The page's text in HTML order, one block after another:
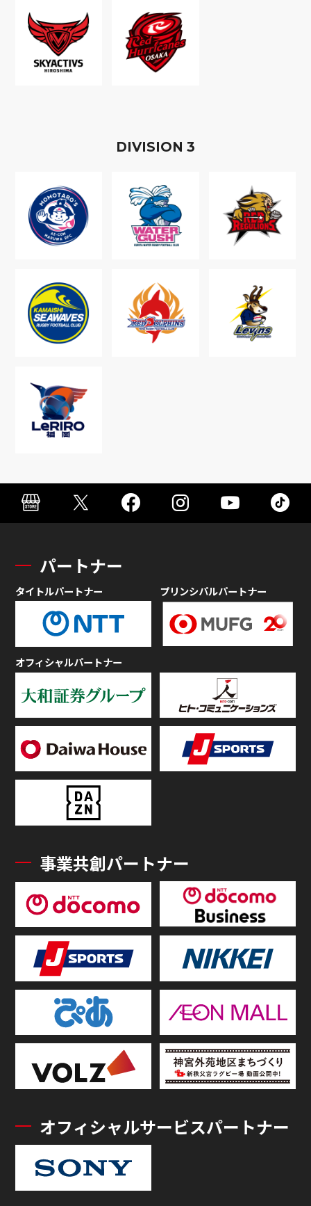
DIVISION 3
パートナー
タイトルパートナー プリンシパルパートナー
オフィシャルパートナー
事業共創パートナー
オフィシャルサービスパートナー